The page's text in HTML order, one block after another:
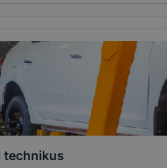
technikus